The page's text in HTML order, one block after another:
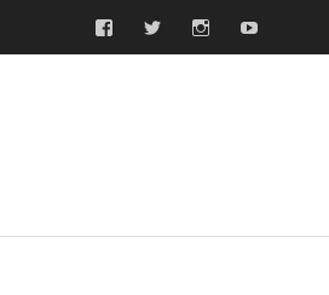
FacebookTwitterInstagram